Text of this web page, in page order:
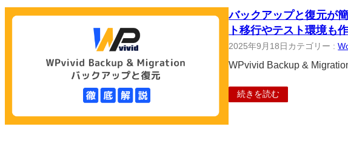
バックアップと復元が
ト移行やテスト環境も
2025年9月18日 カテゴリー :
WPvivid Backup &
続きを読む